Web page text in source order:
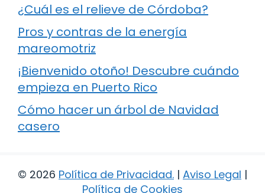
¿Cuál es el relieve de Córdoba?
Pros y contras de la energía
mareomotriz
¡Bienvenido otoño! Descubre cuándo
empieza en Puerto Rico
Cómo hacer un árbol de Navidad
casero
© 2026 Política de Privacidad. | Aviso Legal |
Política de Cookies